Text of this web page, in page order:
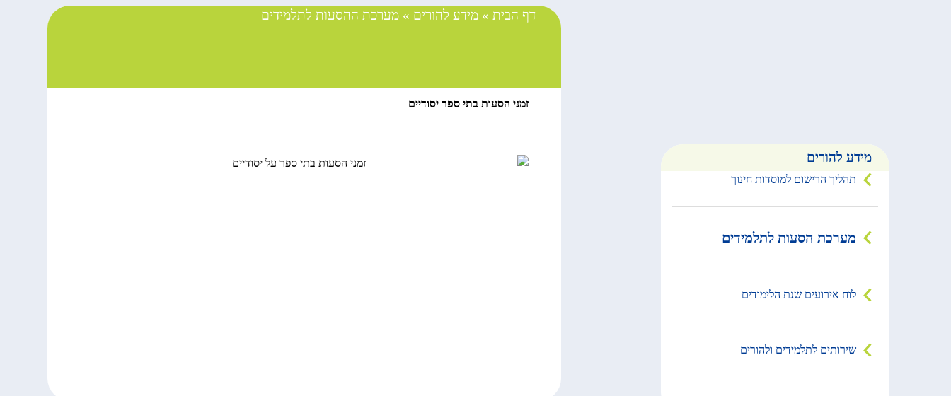
מידע להורים
תהליך הרישום למוסדות חינוך
מערכת הסעות לתלמידים
לוח אירועים שנת הלימודים
שירותים לתלמידים ולהורים
דף הבית »מידע להורים »מערכת ההסעות לתלמידים
זמני הסעות בתי ספר יסודיים